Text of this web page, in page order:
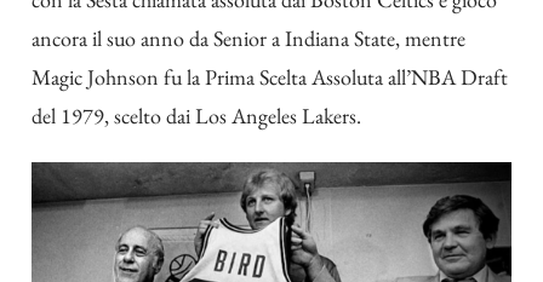
ancora il suo anno da Senior a Indiana State, mentre
Magic Johnson fu la Prima Scelta Assoluta all’NBA Draft
del 1979, scelto dai Los Angeles Lakers.